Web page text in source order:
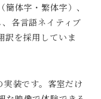
体字・繁体字）、
各言語ネイティブ
訳を採用していま
装です。客室だけ